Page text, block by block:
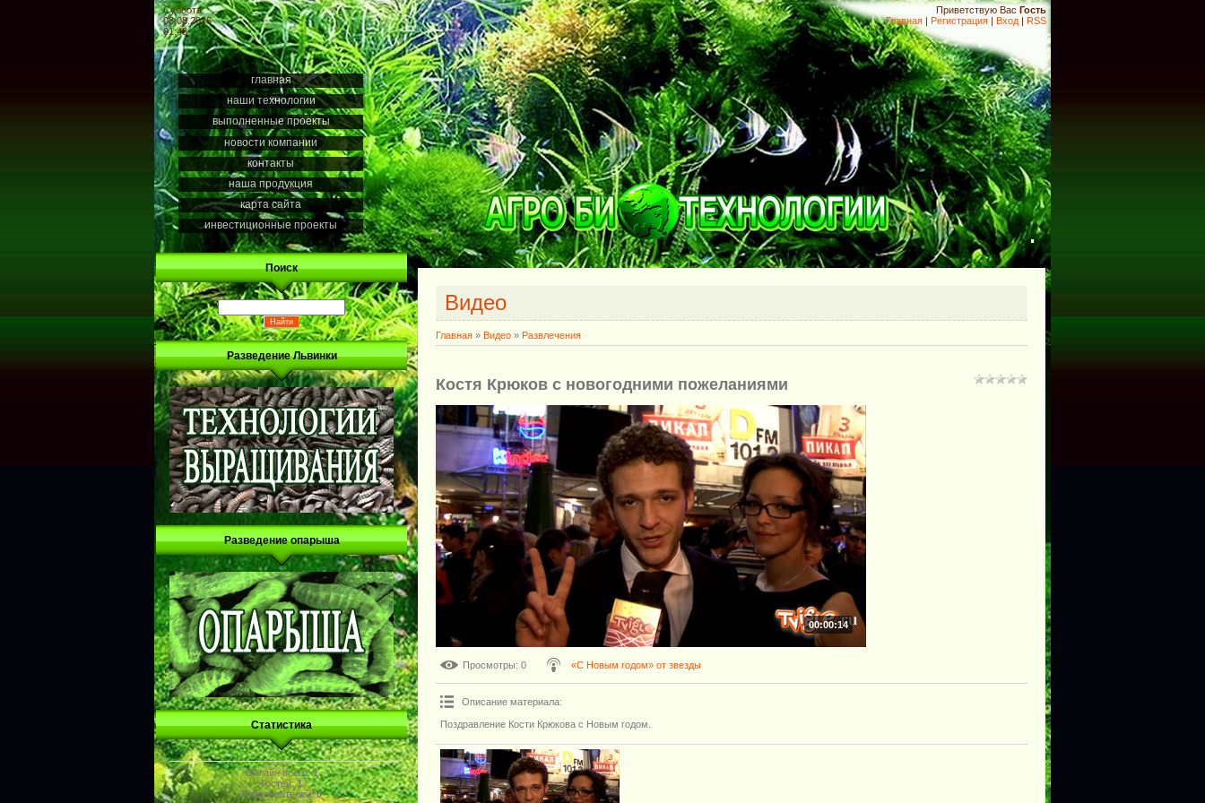
Суббота
08.08.2026
01:48
Приветствую Вас Гость
Главная | Регистрация | Вход | RSS
главная
наши технологии
выполненные проекты
новости компании
контакты
наша продукция
карта сайта
инвестиционные проекты
Поиск
Разведение Львинки
Разведение опарыша
Статистика
Онлайн всего:1
Гостей:1
Пользователей:0
.
Видео
Главная » Видео » Развлечения
Костя Крюков с новогодними пожеланиями
00:00:14
Просмотры: 0 «С Новым годом» от звезды
Описание материала:
Поздравление Кости Крюкова с Новым годом.